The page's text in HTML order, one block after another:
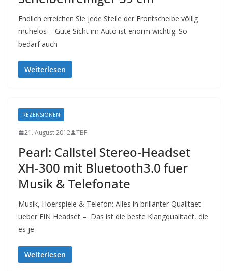
Endlich erreichen Sie jede Stelle der Frontscheibe völlig
mühelos – Gute Sicht im Auto ist enorm wichtig. So
bedarf auch
Weiterlesen
REZENSIONEN
21. August 2012 TBF
Pearl: Callstel Stereo-Headset
XH-300 mit Bluetooth3.0 fuer
Musik & Telefonate
Musik, Hoerspiele & Telefon: Alles in brillanter Qualitaet
ueber EIN Headset – Das ist die beste Klangqualitaet, die
es je
Weiterlesen